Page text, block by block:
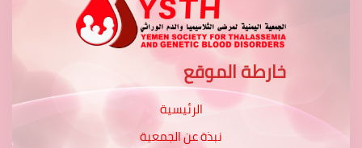
خارطة الموقع
الرئيسية
نبذة عن الجمعية